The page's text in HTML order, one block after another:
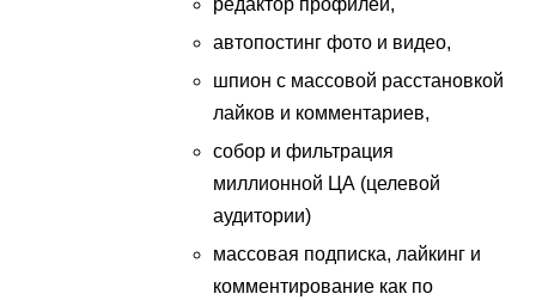
редактор профилей,
автопостинг фото и видео,
шпион с массовой расстановкой
лайков и комментариев,
собор и фильтрация
миллионной ЦА (целевой
аудитории)
массовая подписка, лайкинг и
комментирование как по